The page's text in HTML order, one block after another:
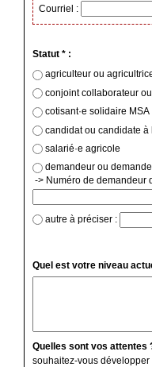
Courriel :
Statut * :
agriculteur ou
conjoint collaborateur
cotisant·e solidaire MSA
salarié·e agricole
demandeur ou
-> Numéro de demandeur
autre à préciser :
Quel est votre niveau
Quelles sont vos attentes
souhaitez-vous développer